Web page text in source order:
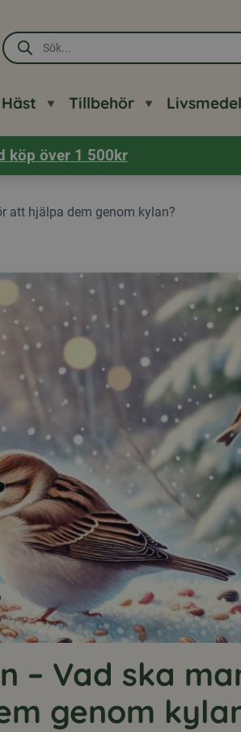
Produktsökning
Häst Tillbehör Livsmedel
köp över 1 500kr
att hjälpa dem genom kylan?
– Vad ska
genom